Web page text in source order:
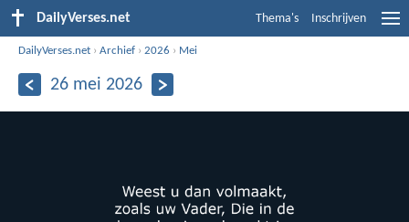
DailyVerses.net Thema's Inschrijven
DailyVerses.net ›Archief ›2026 › Mei
26 mei 2026